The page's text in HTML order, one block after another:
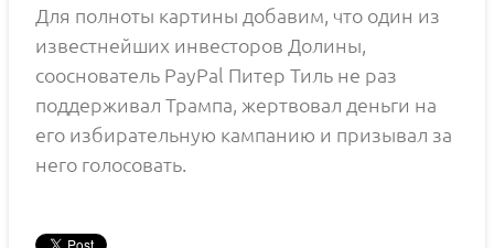
Для полноты картины добавим, что один из
известнейших инвесторов Долины,
сооснователь PayPal Питер Тиль не раз
поддерживал Трампа, жертвовал деньги на
его избирательную кампанию и призывал за
него голосовать.